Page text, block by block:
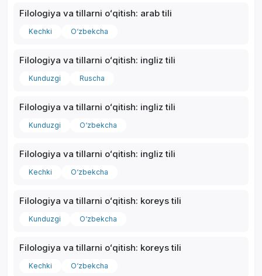
Filologiya va tillarni oʻqitish: arab tili
Kechki O‘zbekcha
Filologiya va tillarni oʻqitish: ingliz tili
Kunduzgi Ruscha
Filologiya va tillarni oʻqitish: ingliz tili
Kunduzgi O‘zbekcha
Filologiya va tillarni oʻqitish: ingliz tili
Kechki O‘zbekcha
Filologiya va tillarni oʻqitish: koreys tili
Kunduzgi O‘zbekcha
Filologiya va tillarni oʻqitish: koreys tili
Kechki O‘zbekcha